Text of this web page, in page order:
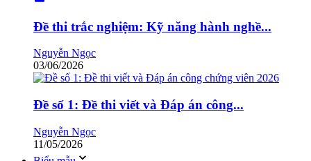
Đề thi trắc nghiệm: Kỹ năng hành nghề...
Nguyễn Ngọc
03/06/2026
Đề số 1: Đề thi viết và Đáp án công...
Nguyễn Ngọc
11/05/2026